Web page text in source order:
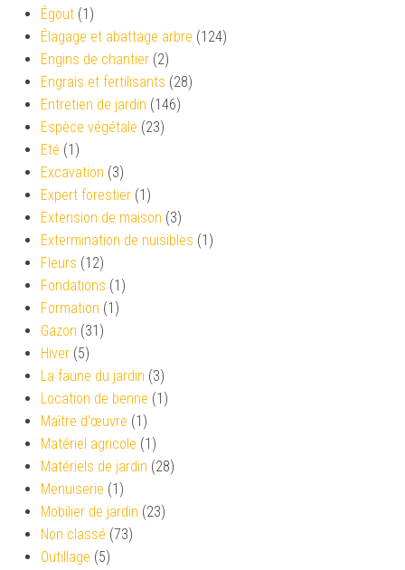
Égout (1)
Élagage et abattage arbre (124)
Engins de chantier (2)
Engrais et fertilisants (28)
Entretien de jardin (146)
Espèce végétale (23)
Eté (1)
Excavation (3)
Expert forestier (1)
Extension de maison (3)
Extermination de nuisibles (1)
Fleurs (12)
Fondations (1)
Formation (1)
Gazon (31)
Hiver (5)
La faune du jardin (3)
Location de benne (1)
Maître d'œuvre (1)
Matériel agricole (1)
Matériels de jardin (28)
Menuiserie (1)
Mobilier de jardin (23)
Non classé (73)
Outillage (5)